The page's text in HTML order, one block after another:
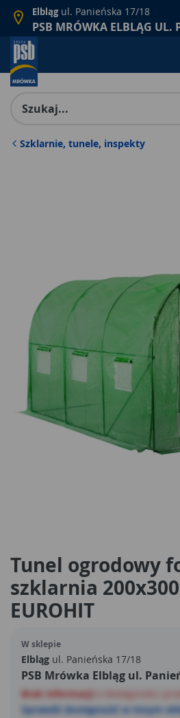
Elbląg ul. Panieńska 17/18
PSB MRÓWKA ELBLĄG UL.
Szklarnie, tunele, inspekty
Tunel ogrodowy
szklarnia
EUROHIT
W sklepie
Elbląg ul. Panieńska 17/18
PSB Mrówka Elbląg ul.
Brak informacji
Sprawdź dostępność w innym